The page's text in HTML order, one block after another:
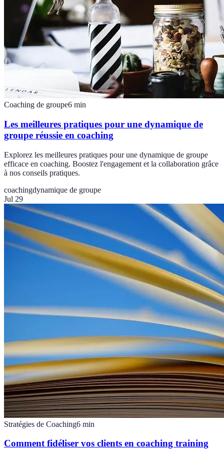
Coaching de groupe6 min
Les meilleures pratiques pour une dynamique de
groupe réussie en coaching
Explorez les meilleures pratiques pour une dynamique de groupe
efficace en coaching. Boostez l'engagement et la collaboration grâce
à nos conseils pratiques.
coachingdynamique de groupe
Jul 29
Stratégies de Coaching6 min
Comment fidéliser vos clients en coaching training